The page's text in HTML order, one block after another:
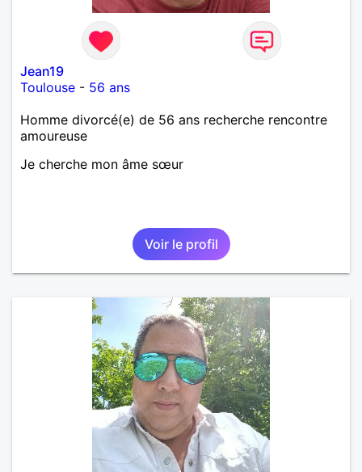
Jean19
Toulouse - 56 ans
Homme divorcé(e) de 56 ans recherche rencontre
amoureuse
Je cherche mon âme sœur
Voir le profil